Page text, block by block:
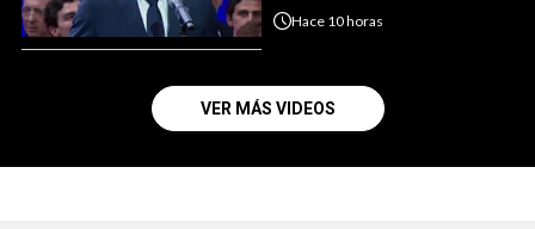
Hace 10 horas
VER MÁS VIDEOS